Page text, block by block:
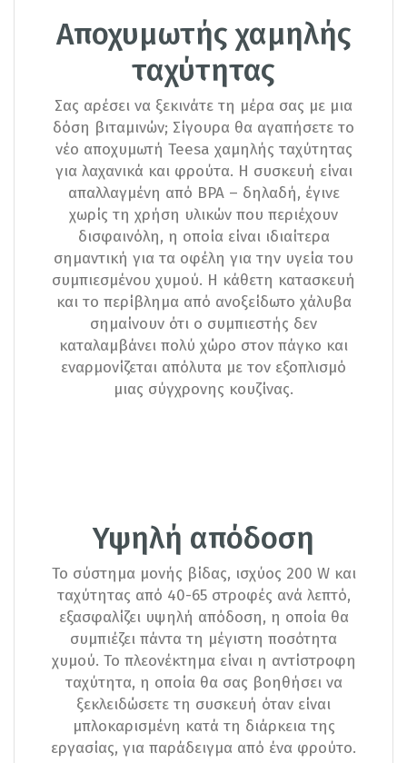
Αποχυμωτής χαμηλής
ταχύτητας
Σας αρέσει να ξεκινάτε τη μέρα σας με μια
δόση βιταμινών; Σίγουρα θα αγαπήσετε το
νέο αποχυμωτή Teesa χαμηλής ταχύτητας
για λαχανικά και φρούτα. Η συσκευή είναι
απαλλαγμένη από BPA – δηλαδή, έγινε
χωρίς τη χρήση υλικών που περιέχουν
δισφαινόλη, η οποία είναι ιδιαίτερα
σημαντική για τα οφέλη για την υγεία του
συμπιεσμένου χυμού. Η κάθετη κατασκευή
και το περίβλημα από ανοξείδωτο χάλυβα
σημαίνουν ότι ο συμπιεστής δεν
καταλαμβάνει πολύ χώρο στον πάγκο και
εναρμονίζεται απόλυτα με τον εξοπλισμό
μιας σύγχρονης κουζίνας.
Υψηλή απόδοση
Το σύστημα μονής βίδας, ισχύος 200 W και
ταχύτητας από 40-65 στροφές ανά λεπτό,
εξασφαλίζει υψηλή απόδοση, η οποία θα
συμπιέζει πάντα τη μέγιστη ποσότητα
χυμού. Το πλεονέκτημα είναι η αντίστροφη
ταχύτητα, η οποία θα σας βοηθήσει να
ξεκλειδώσετε τη συσκευή όταν είναι
μπλοκαρισμένη κατά τη διάρκεια της
εργασίας, για παράδειγμα από ένα φρούτο.